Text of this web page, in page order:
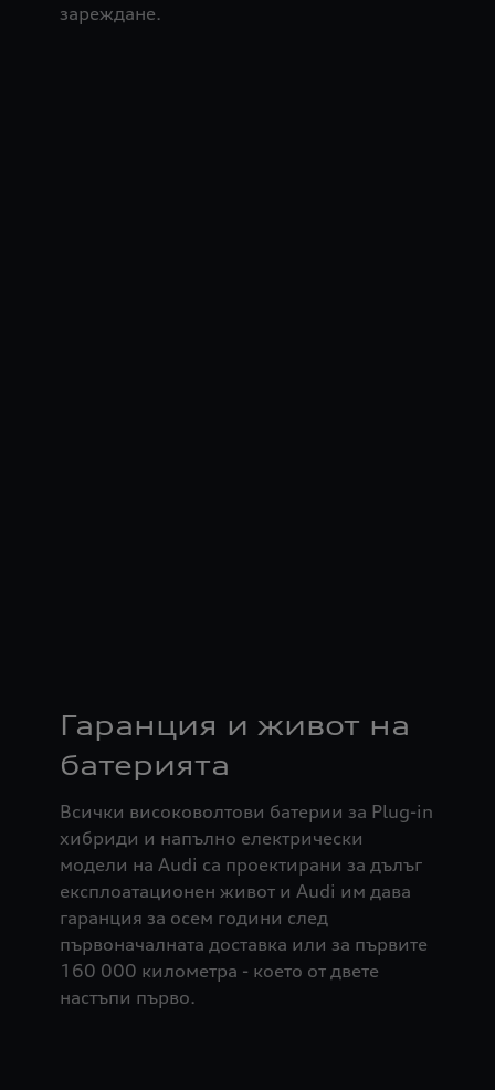
зареждане.
Гаранция и живот на
батерията
Всички високоволтови батерии за Plug-in
хибриди и напълно електрически
модели на Audi са проектирани за дълъг
експлоатационен живот и Audi им дава
гаранция за осем години след
първоначалната доставка или за първите
160 000 километра - което от двете
настъпи първо.